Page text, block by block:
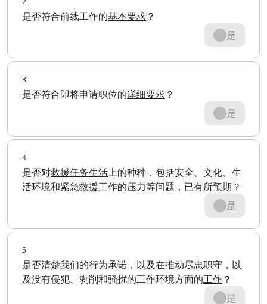
是否符合前线工作的基本要求？
是
3
是否符合即将申请职位的详细要求？
是
4
是否对救援任务生活上的种种，包括安全、文化、生
活环境和紧急救援工作的压力等问题，已有所预期？
是
5
是否清楚我们的行为承诺 ，以及在推动尽忠职守，以
及没有侵犯、剥削和骚扰的工作环境方面的工作？
是